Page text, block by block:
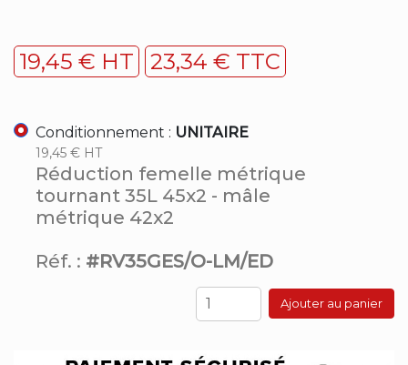
19,45 € HT 23,34 € TTC
Conditionnement : UNITAIRE
19,45 € HT
Réduction femelle métrique
tournant 35L 45x2 - mâle
métrique 42x2
Réf. : #RV35GES/O-LM/ED
Ajouter au panier